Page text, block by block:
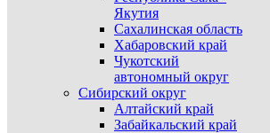
Якутия
Сахалинская область
Хабаровский край
Чукотский
автономный округ
Сибирский округ
Алтайский край
Забайкальский край